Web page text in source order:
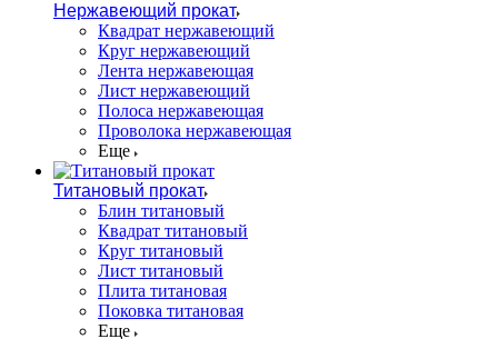
Нержавеющий прокат
Квадрат нержавеющий
Круг нержавеющий
Лента нержавеющая
Лист нержавеющий
Полоса нержавеющая
Проволока нержавеющая
Еще
Титановый прокат
Блин титановый
Квадрат титановый
Круг титановый
Лист титановый
Плита титановая
Поковка титановая
Еще